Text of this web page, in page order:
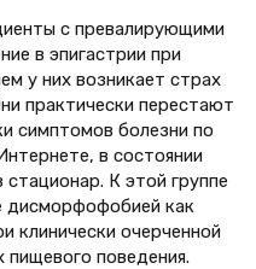
с превалирующими
в эпигастрии при
у них возникает страх
практически перестают
симптомов болезни по
в состоянии
К этой группе
дисморфофобией как
клинически очерченной
пищевого поведения.